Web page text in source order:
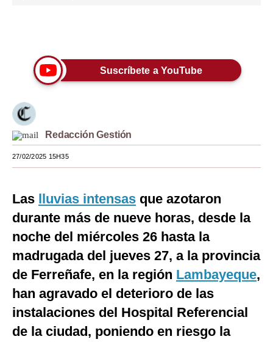
Viajes
Moda
Estilos
Mundo
EEUU
España
Internacional
Tecnología
Club del Suscriptor
Mix
G de Gestión
Suscríbete a YouTube
Redacción Gestión
27/02/2025 15H35
Las lluvias intensas que azotaron
durante más de nueve horas, desde la
noche del miércoles 26 hasta la
madrugada del jueves 27, a la provincia
de Ferreñafe, en la región Lambayeque,
han agravado el deterioro de las
instalaciones del Hospital Referencial
de la ciudad, poniendo en riesgo la